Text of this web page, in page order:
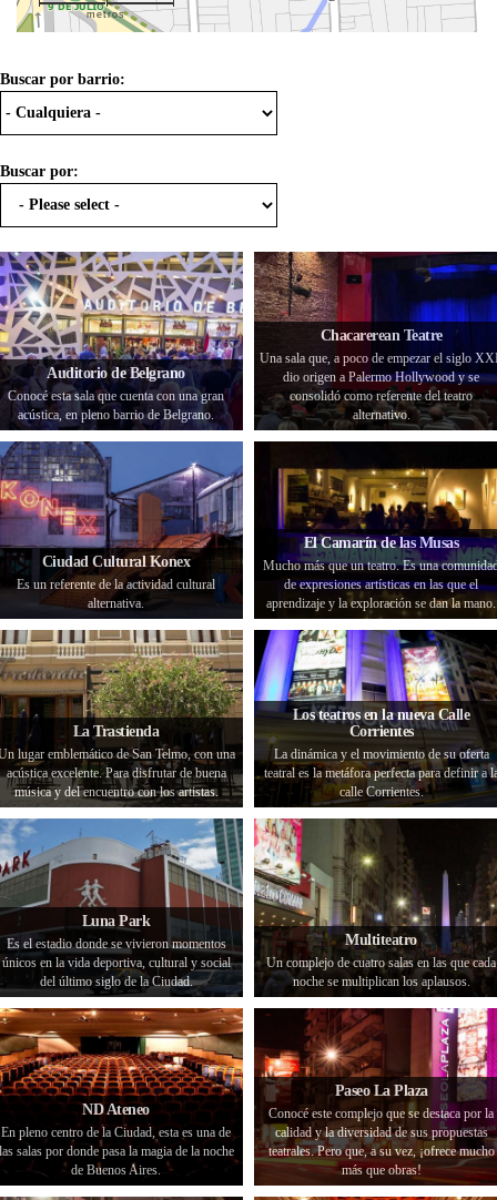
metros
Buscar por barrio:
Buscar por:
Auditorio de Belgrano
Conocé esta sala que cuenta con una gran
acústica, en pleno barrio de Belgrano.
Chacarerean Teatre
Una sala que, a poco de empezar el siglo
dio origen a Palermo Hollywood y se
consolidó como referente del teatro
alternativo.
Ciudad Cultural Konex
Es un referente de la actividad cultural
alternativa.
El Camarín de las Musas
Mucho más que un teatro. Es una
de expresiones artísticas en las que el
aprendizaje y la exploración se dan la mano.
La Trastienda
lugar emblemático de San Telmo, con una
acústica excelente. Para disfrutar de buena
música y del encuentro con los artistas.
Los teatros en la nueva Calle
Corrientes
La dinámica y el movimiento de su oferta
teatral es la metáfora perfecta para definir a
calle Corrientes.
Luna Park
Es el estadio donde se vivieron momentos
únicos en la vida deportiva, cultural y social
del último siglo de la Ciudad.
Multiteatro
Un complejo de cuatro salas en las que cada
noche se multiplican los aplausos.
ND Ateneo
En pleno centro de la Ciudad, esta es una de
salas por donde pasa la magia de la noche
de Buenos Aires.
Paseo La Plaza
Conocé este complejo que se destaca por la
calidad y la diversidad de sus propuestas
teatrales. Pero que, a su vez, ¡ofrece mucho
más que obras!